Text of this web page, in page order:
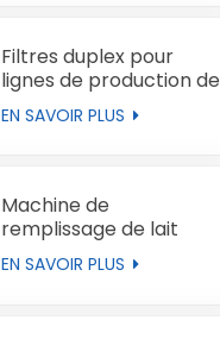
Filtres duplex pour
lignes de production de
liquides
EN SAVOIR PLUS
Machine de
remplissage de lait
automatique
EN SAVOIR PLUS